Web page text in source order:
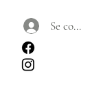
Se